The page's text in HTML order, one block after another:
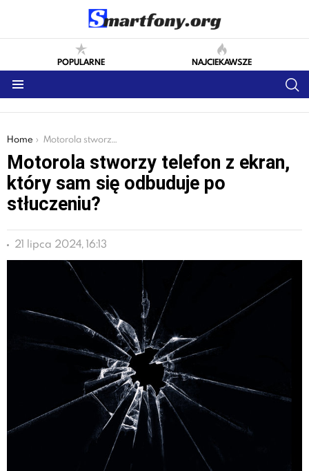
POPULARNE NAJCIEKAWSZE
You are here:
Home Motorola stworzy telefon z ekran, który sam się odbuduje po stłuczeniu?
Motorola stworzy telefon z ekran,
który sam się odbuduje po
stłuczeniu?
21 lipca 2024, 16:13